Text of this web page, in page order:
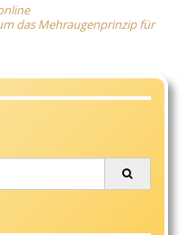
das Mehraugenprinzip für